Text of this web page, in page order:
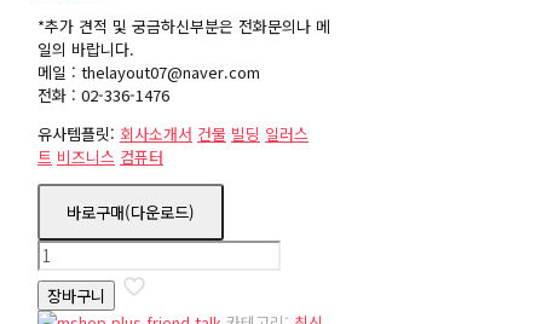
*추가 견적 및 궁금하신부분은 전화문의나 메
일의 바랍니다.
메일 : thelayout07@naver.com
전화 : 02-336-1476
유사템플릿: 회사소개서 건물 빌딩 일러스
트 비즈니스 컴퓨터
바로구매(다운로드)
basic216-
2
수장바구니